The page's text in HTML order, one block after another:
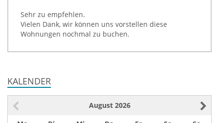
Sehr zu empfehlen.
Vielen Dank, wir können uns vorstellen diese
Wohnungen nochmal zu buchen.
KALENDER
August 2026